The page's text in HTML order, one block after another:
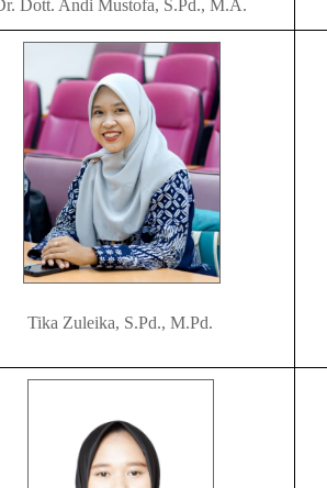
Dr. Dott. Andi Mustofa, S.Pd., M.A.
Tika Zuleika, S.Pd., M.Pd.